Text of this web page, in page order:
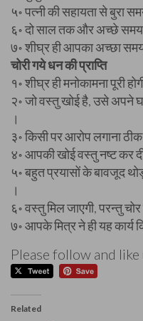
५॰ पत्नी की सहायता से बुरा
६॰ दो साल तक और अच्छे समय
७॰ शीघ्र ही आपका अच्छा
चोरी गये धन की प्राप्ति
१॰ शीघ्र ही मनोकामना पूरी
२॰ जो वस्तु खोई है, उसे अपने
।
३॰ किसी पर आरोप लगाना
४॰ आपकी खोई वस्तु नष्ट कर
५॰ बहुत प्रयासों के बावजूद
।
६॰ वस्तु मिल जाएगी, परन्तु चोर
७॰ आपके मित्र ने ही यह कार्य
Please follow and like
Related